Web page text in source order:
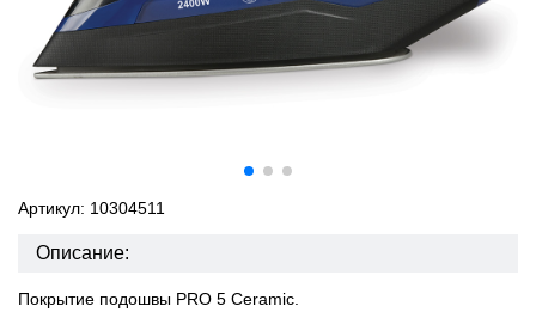
Артикул: 10304511
Описание:
Покрытие подошвы PRO 5 Ceramic.